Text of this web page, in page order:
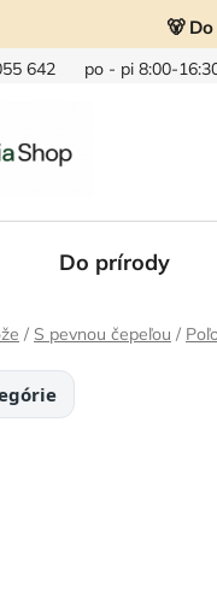
🐻
642 po - pi 8:00-
Do prírody
/ S pevnou čepeľou /